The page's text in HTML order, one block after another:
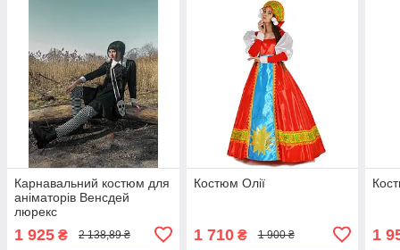
Карнавальний костюм для
аніматорів Венсдей
люрекс
1 925 ₴ 2 138,89 ₴
Костюм Олії
1 710₴ 1 900 ₴ 1